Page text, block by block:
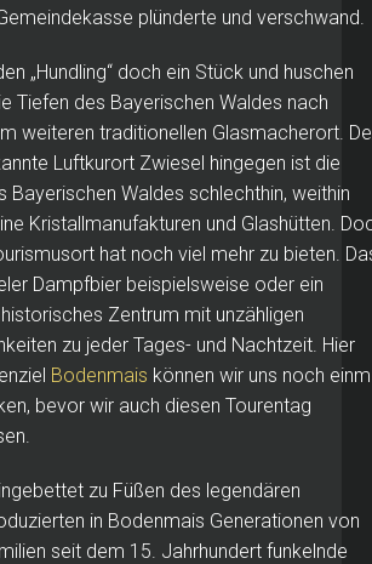
plünderte und verschwand.
„Hundling“ doch ein Stück und huschen
Tiefen des Bayerischen Waldes nach
weiteren traditionellen Glasmacherort.
Luftkurort Zwiesel hingegen ist die
Bayerischen Waldes schlechthin, weithin
Kristallmanufakturen und Glashütten.
hat noch viel mehr zu bieten.
Dampfbier beispielsweise oder ein
Zentrum mit unzähligen
zu jeder Tages- und Nachtzeit. Hier
Bodenmais können wir uns noch
bevor wir auch diesen Tourentag
zu Füßen des legendären
in Bodenmais Generationen von
seit dem 15. Jahrhundert funkelnde